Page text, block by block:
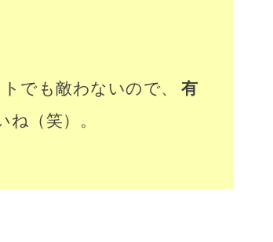
でも敵わないので、
有
ね（笑）。